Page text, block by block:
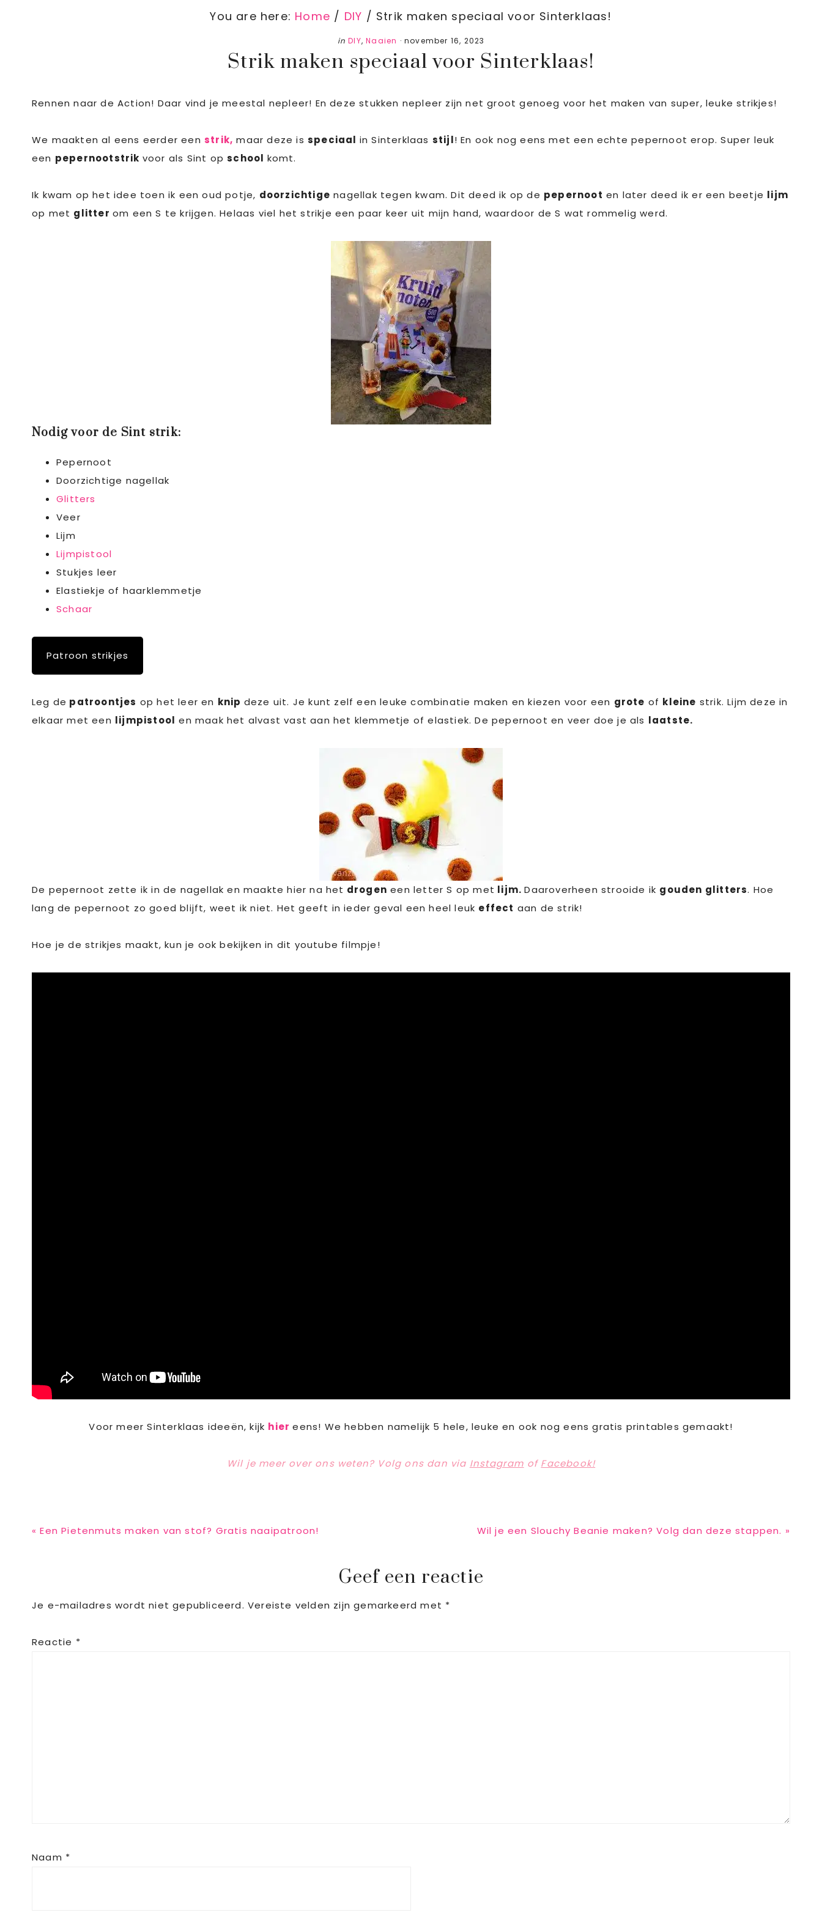
You are here: Home / DIY / Strik maken speciaal voor Sinterklaas!
in DIY,Naaien ·november 16, 2023
Strik maken speciaal voor Sinterklaas!
Rennen naar de Action! Daar vind je meestal nepleer! En deze stukken nepleer zijn net groot genoeg voor het maken van super, leuke strikjes!
We maakten al eens eerder een strik, maar deze isspeciaal in Sinterklaas stijl! En ook nog eens met een echte pepernoot erop. Super leuk
een pepernootstrik voor als Sint opschool komt.
Ik kwam op het idee toen ik een oud potje, doorzichtige nagellak tegen kwam. Dit deed ik op de pepernoot en later deed ik er een beetje lijm
op met glitterom een S te krijgen. Helaas viel het strikje een paar keer uit mijn hand, waardoor de S wat rommelig werd.
Nodig voor de Sint strik:
Pepernoot
Doorzichtige nagellak
Glitters
Veer
Lijm
Lijmpistool
Stukjes leer
Elastiekje of haarklemmetje
Schaar
Patroon strikjes
Leg de patroontjes op het leer en knip deze uit. Je kunt zelf een leuke combinatie maken en kiezen voor een grote of kleine strik. Lijm deze in
elkaar met een lijmpistool en maak het alvast vast aan het klemmetje of elastiek. De pepernoot en veer doe je als laatste.
De pepernoot zette ik in de nagellak en maakte hier na het drogen een letter S op met lijm.Daaroverheen strooide ik gouden glitters. Hoe
lang de pepernoot zo goed blijft, weet ik niet. Het geeft in ieder geval een heel leuk effect aan de strik!
Hoe je de strikjes maakt, kun je ook bekijken in dit youtube filmpje!
Voor meer Sinterklaas ideeën, kijk hiereens! We hebben namelijk 5 hele, leuke en ook nog eens gratis printables gemaakt!
Wil je meer over ons weten? Volg ons dan via Instagram of Facebook!
Previous
« Een Pietenmuts maken van stof? Gratis naaipatroon!
Next
Wil je een Slouchy Beanie maken? Volg dan deze stappen. »
Interactions
Geef een reactie
Je e-mailadres wordt niet gepubliceerd. Vereiste velden zijn gemarkeerd met *
Reactie *
Naam *